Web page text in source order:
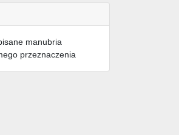
manubria
przeznaczenia